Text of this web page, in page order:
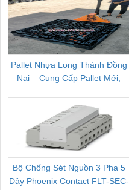
Pallet Nhựa Long Thành Đồng
Nai – Cung Cấp Pallet Mới,
Bộ Chống Sét Nguồn 3 Pha 5
Dây Phoenix Contact FLT-SEC-